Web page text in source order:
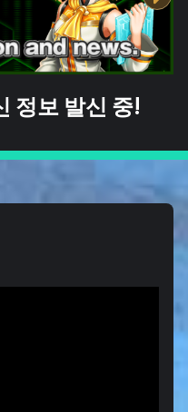
정보 발신 중!